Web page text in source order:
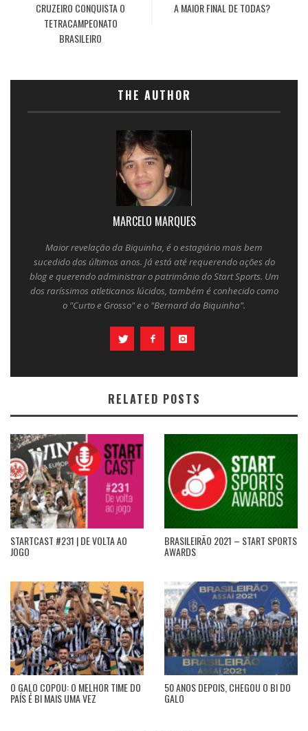
CRUZEIRO CONQUISTA O
TETRACAMPEONATO
BRASILEIRO
A MAIOR FINAL DE TODAS?
THE AUTHOR
MARCELO MARQUES
Maior revelação da Biquinha, é o estagiário mais bem
sucedido dos últimos anos. Já está até requerendo ações do
blog e querendo administrar o patrimônio do Start Sports. Um
dos raríssimos atleticanos lúcidos, também é conhecido como
o "Curto e Grosso" e o "Bernard da Biquinha".
RELATED POSTS
STARTCAST #231 | DE VOLTA AO
JOGO
BRASILEIRÃO 2021 – START SPORTS
AWARDS
O GALO COPOU: O MELHOR TIME DO
PAÍS É BI MAIS UMA VEZ
50 ANOS DEPOIS, CHEGOU O BI DO
GALO